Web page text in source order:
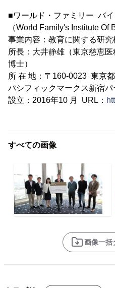
■ワールド・ファミリー バ
（World Family's Institute Of
事業内容：教育に関する研究
所長：大井静雄（東京慈恵
博士）
所 在 地：〒160-0023 東京
パシフィックマークス新宿
設立：2016年10 月 URL：
すべての画像
画像一括